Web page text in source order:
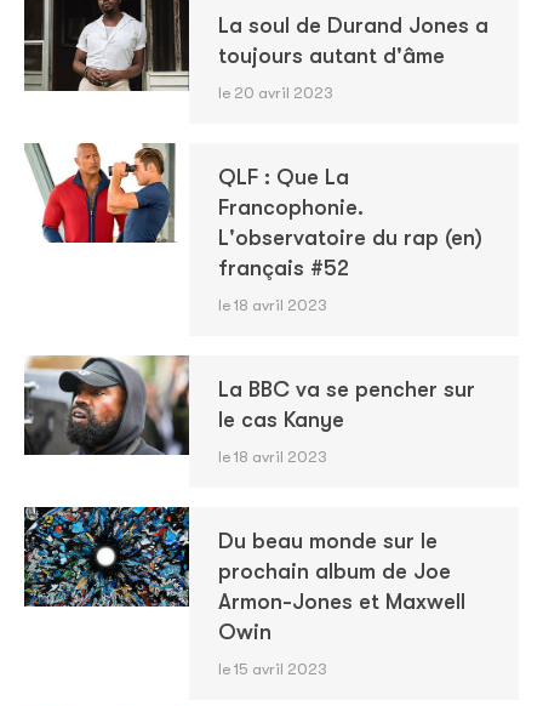
La soul de Durand Jones a
toujours autant d'âme
le 20 avril 2023
QLF : Que La
Francophonie.
L'observatoire du rap (en)
français #52
le 18 avril 2023
La BBC va se pencher sur
le cas Kanye
le 18 avril 2023
Du beau monde sur le
prochain album de Joe
Armon-Jones et Maxwell
Owin
le 15 avril 2023